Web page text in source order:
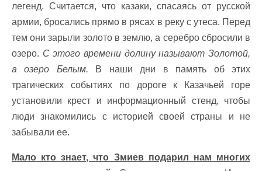
легенд. Считается, что казаки, спасаясь от русской
армии, бросались прямо в рясах в реку с утеса. Перед
тем они зарыли золото в землю, а серебро сбросили в
озеро. С этого времени долину называют Золотой,
а озеро Белым. В наши дни в память об этих
трагических событиях по дороге к Казачьей горе
установили крест и информационный стенд, чтобы
люди знакомились с историей своей страны и не
забывали ее.
Мало кто знает, что Змиев подарил нам многих